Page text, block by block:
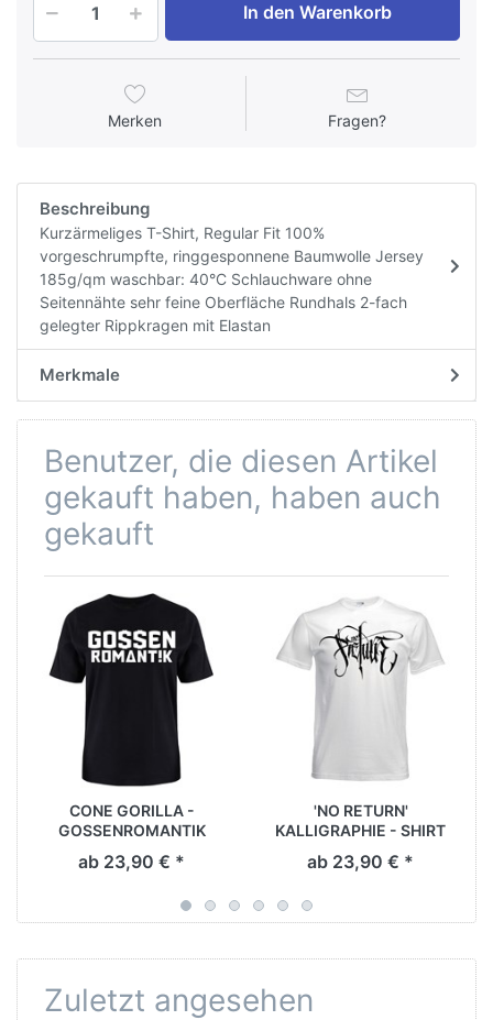
In den Warenkorb
Merken Fragen?
Beschreibung
Kurzärmeliges T-Shirt, Regular Fit 100%
vorgeschrumpfte, ringgesponnene Baumwolle Jersey
185g/qm waschbar: 40°C Schlauchware ohne
Seitennähte sehr feine Oberfläche Rundhals 2-fach
gelegter Rippkragen mit Elastan
Merkmale
Benutzer, die diesen Artikel
gekauft haben, haben auch
gekauft
CONE GORILLA -
GOSSENROMANTIK
ab 23,90 € *
'NO RETURN'
KALLIGRAPHIE - SHIRT
ab 23,90 € *
Zuletzt angesehen